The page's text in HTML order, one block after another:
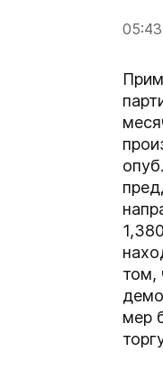
том,
мер